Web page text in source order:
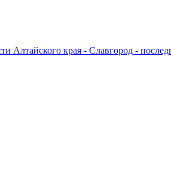
Алтайского края - Славгород -